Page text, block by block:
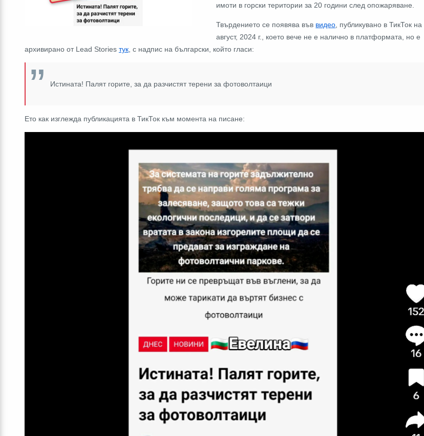
имоти в горски територии за 20 години след опожаряване.
Твърдението се появява във видео , публикувано в ТикТок
август, 2024 г., което вече не е налично в платформата, но е
архивирано от Lead Stories тук , с надпис на български, който гласи:
Истината! Палят горите, за да разчистят терени за фотоволтаици
Ето как изглежда публикацията в ТикТок към момента на писане: